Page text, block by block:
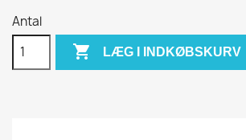
Antal
 LÆG I INDKØBSKURV